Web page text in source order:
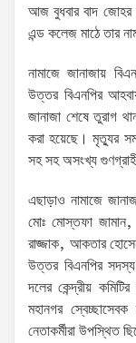
আজ বুধবার বাদ জোহর
এন্ড কলেজ মাঠে তার
নামাজে জানাজায়
উত্তর বিএনপির
জানাজা শেষে তুরাগ
করা হয়েছে। মৃত্যুর
সহ সহ অসংখ্য
এছাড়াও নামাজে
মোঃ মোস্তফা
রাজ্জাক, আকতার
উত্তর বিএনপির সদস্য
দলের কেন্দ্রীয়
মহানগর
নেতাকর্মীরা উপস্থিত